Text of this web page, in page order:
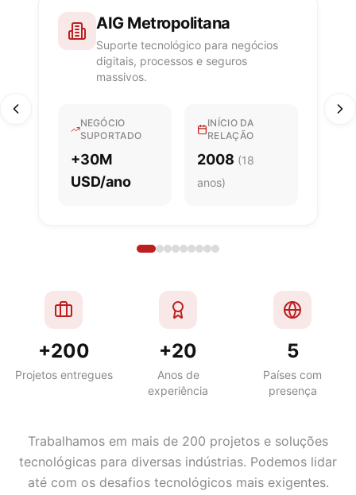
AIG Metropolitana
Suporte tecnológico para negócios
digitais, processos e seguros
massivos.
NEGÓCIO
SUPORTADO
+30M
USD/ano
INÍCIO DA
RELAÇÃO
2008 (18
anos)
+200
Projetos entregues
+20
Anos de
experiência
5
Países com
presença
Trabalhamos em mais de 200 projetos e soluções
tecnológicas para diversas indústrias. Podemos lidar
até com os desafios tecnológicos mais exigentes.